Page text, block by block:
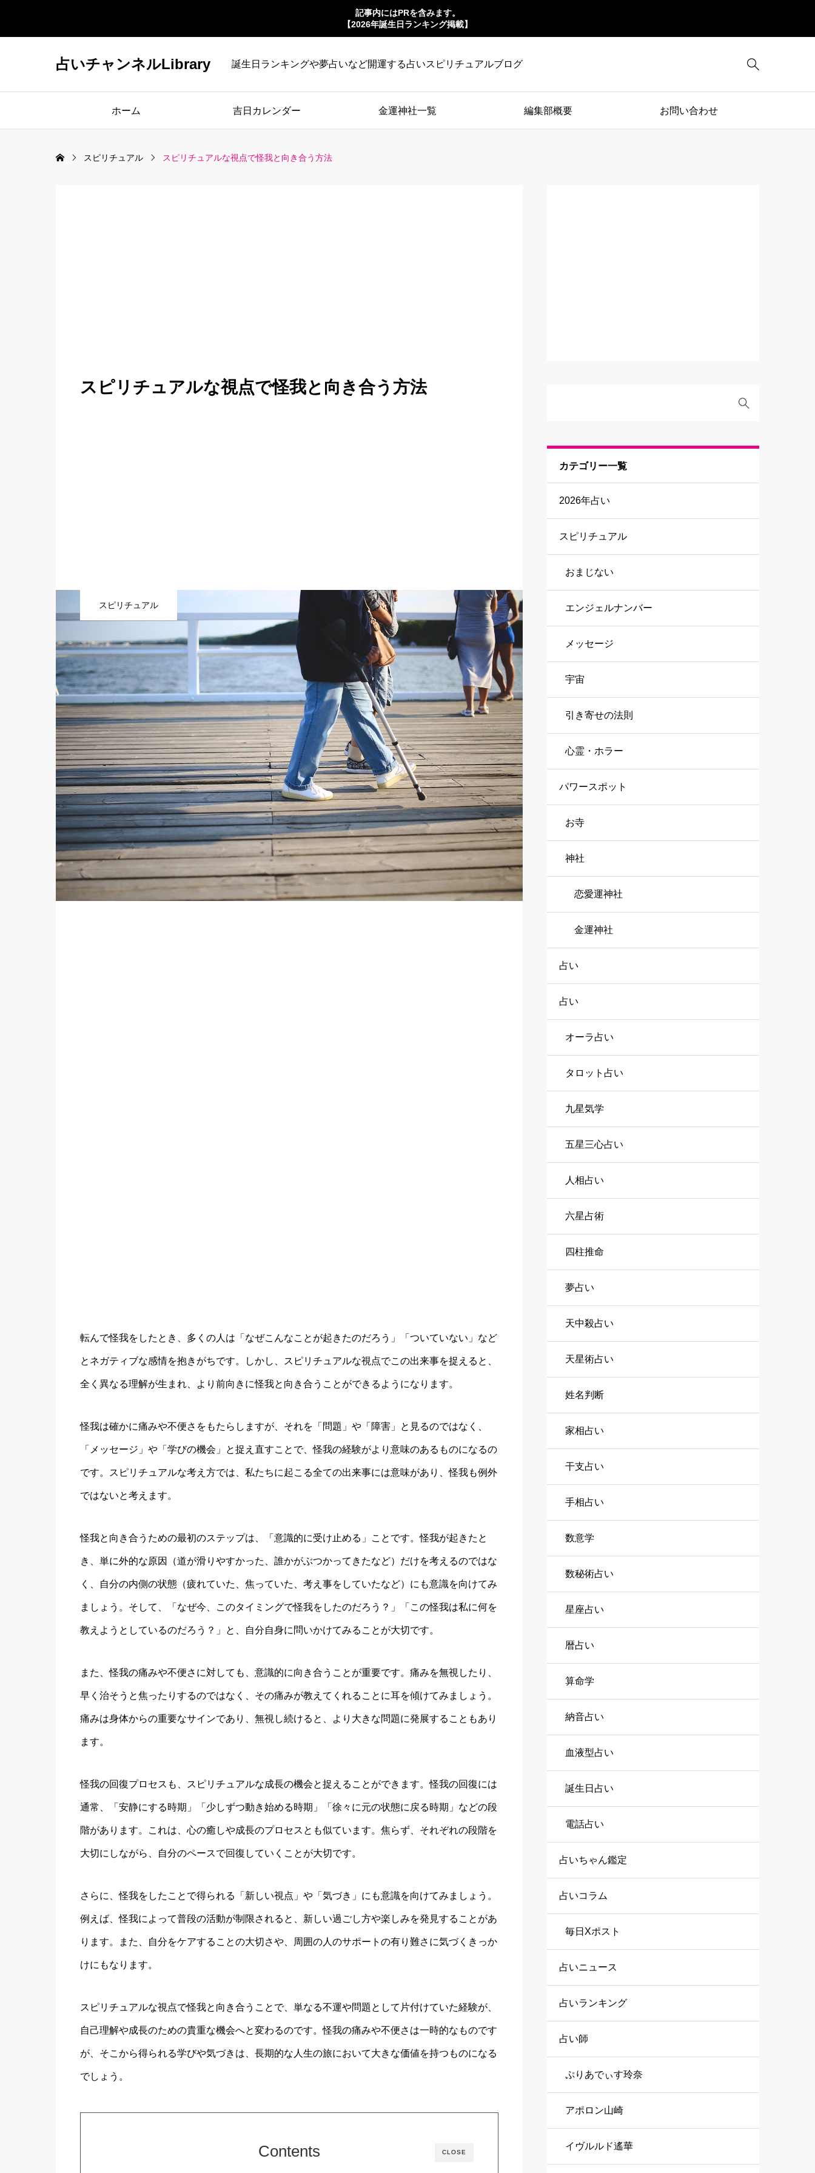
記事内にはPRを含みます。
【2026年誕生日ランキング掲載】
占いチャンネルLibrary 誕生日ランキングや夢占いなど開運する占いスピリチュアルブログ 
ホーム 吉日カレンダー 金運神社一覧 編集部概要 お問い合わせ
スピリチュアル スピリチュアルな視点で怪我と向き合う方法
スピリチュアルな視点で怪我と向き合う方法
スピリチュアル
転んで怪我をしたとき、多くの人は「なぜこんなことが起きたのだろう」「ついていない」など
とネガティブな感情を抱きがちです。しかし、スピリチュアルな視点でこの出来事を捉えると、
全く異なる理解が生まれ、より前向きに怪我と向き合うことができるようになります。
怪我は確かに痛みや不便さをもたらしますが、それを「問題」や「障害」と見るのではなく、
「メッセージ」や「学びの機会」と捉え直すことで、怪我の経験がより意味のあるものになるの
です。スピリチュアルな考え方では、私たちに起こる全ての出来事には意味があり、怪我も例外
ではないと考えます。
怪我と向き合うための最初のステップは、「意識的に受け止める」ことです。怪我が起きたと
き、単に外的な原因（道が滑りやすかった、誰かがぶつかってきたなど）だけを考えるのではな
く、自分の内側の状態（疲れていた、焦っていた、考え事をしていたなど）にも意識を向けてみ
ましょう。そして、「なぜ今、このタイミングで怪我をしたのだろう？」「この怪我は私に何を
教えようとしているのだろう？」と、自分自身に問いかけてみることが大切です。
また、怪我の痛みや不便さに対しても、意識的に向き合うことが重要です。痛みを無視したり、
早く治そうと焦ったりするのではなく、その痛みが教えてくれることに耳を傾けてみましょう。
痛みは身体からの重要なサインであり、無視し続けると、より大きな問題に発展することもあり
ます。
怪我の回復プロセスも、スピリチュアルな成長の機会と捉えることができます。怪我の回復には
通常、「安静にする時期」「少しずつ動き始める時期」「徐々に元の状態に戻る時期」などの段
階があります。これは、心の癒しや成長のプロセスとも似ています。焦らず、それぞれの段階を
大切にしながら、自分のペースで回復していくことが大切です。
さらに、怪我をしたことで得られる「新しい視点」や「気づき」にも意識を向けてみましょう。
例えば、怪我によって普段の活動が制限されると、新しい過ごし方や楽しみを発見することがあ
ります。また、自分をケアすることの大切さや、周囲の人のサポートの有り難さに気づくきっか
けにもなります。
スピリチュアルな視点で怪我と向き合うことで、単なる不運や問題として片付けていた経験が、
自己理解や成長のための貴重な機会へと変わるのです。怪我の痛みや不便さは一時的なものです
が、そこから得られる学びや気づきは、長期的な人生の旅において大きな価値を持つものになる
でしょう。
CLOSE
Contents
カテゴリー一覧
2026年占い
スピリチュアル
おまじない
エンジェルナンバー
メッセージ
宇宙
引き寄せの法則
心霊・ホラー
パワースポット
お寺
神社
恋愛運神社
金運神社
占い
占い
オーラ占い
タロット占い
九星気学
五星三心占い
人相占い
六星占術
四柱推命
夢占い
天中殺占い
天星術占い
姓名判断
家相占い
干支占い
手相占い
数意学
数秘術占い
星座占い
暦占い
算命学
納音占い
血液型占い
誕生日占い
電話占い
占いちゃん鑑定
占いコラム
毎日Xポスト
占いニュース
占いランキング
占い師
ぷりあでぃす玲奈
アポロン山崎
イヴルルド遙華